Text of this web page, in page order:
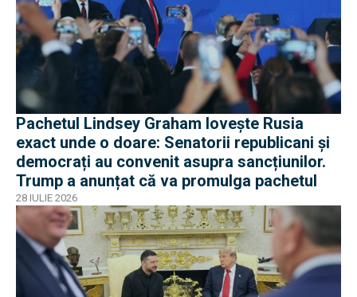
Pachetul Lindsey Graham lovește Rusia
exact unde o doare: Senatorii republicani și
democrați au convenit asupra sancțiunilor.
Trump a anunțat că va promulga pachetul
28 IULIE 2026